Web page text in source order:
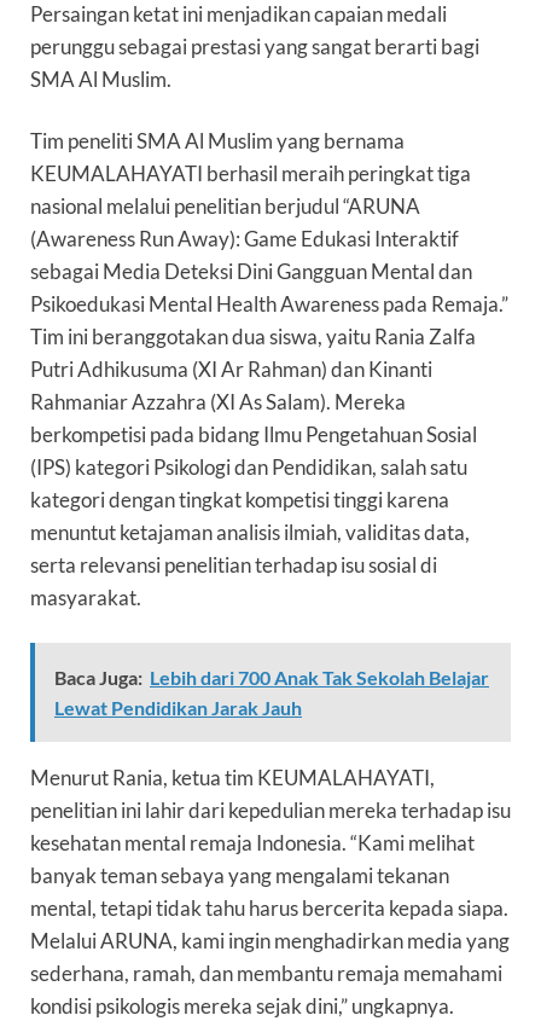
Persaingan ketat ini menjadikan capaian medali
perunggu sebagai prestasi yang sangat berarti bagi
SMA Al Muslim.
Tim peneliti SMA Al Muslim yang bernama
KEUMALAHAYATI berhasil meraih peringkat tiga
nasional melalui penelitian berjudul “ARUNA
(Awareness Run Away): Game Edukasi Interaktif
sebagai Media Deteksi Dini Gangguan Mental dan
Psikoedukasi Mental Health Awareness pada Remaja.”
Tim ini beranggotakan dua siswa, yaitu Rania Zalfa
Putri Adhikusuma (XI Ar Rahman) dan Kinanti
Rahmaniar Azzahra (XI As Salam). Mereka
berkompetisi pada bidang Ilmu Pengetahuan Sosial
(IPS) kategori Psikologi dan Pendidikan, salah satu
kategori dengan tingkat kompetisi tinggi karena
menuntut ketajaman analisis ilmiah, validitas data,
serta relevansi penelitian terhadap isu sosial di
masyarakat.
Baca Juga: Lebih dari 700 Anak Tak Sekolah Belajar
Lewat Pendidikan Jarak Jauh
Menurut Rania, ketua tim KEUMALAHAYATI,
penelitian ini lahir dari kepedulian mereka terhadap isu
kesehatan mental remaja Indonesia. “Kami melihat
banyak teman sebaya yang mengalami tekanan
mental, tetapi tidak tahu harus bercerita kepada siapa.
Melalui ARUNA, kami ingin menghadirkan media yang
sederhana, ramah, dan membantu remaja memahami
kondisi psikologis mereka sejak dini,” ungkapnya.